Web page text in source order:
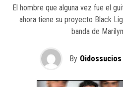
El hombre que alguna vez fue el
ahora tiene su proyecto Black
banda de
By Oidossucios